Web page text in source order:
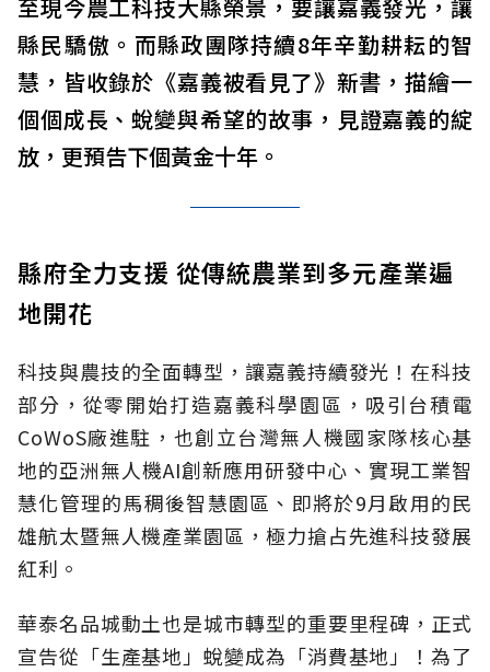
至現今農工科技大縣榮景，要讓嘉義發光，讓
縣民驕傲。而縣政團隊持續8年辛勤耕耘的智
慧，皆收錄於《嘉義被看見了》新書，描繪一
個個成長、蛻變與希望的故事，見證嘉義的綻
放，更預告下個黃金十年。
縣府全力支援 從傳統農業到多元產業遍
地開花
科技與農技的全面轉型，讓嘉義持續發光！在科技
部分，從零開始打造嘉義科學園區，吸引台積電
CoWoS廠進駐，也創立台灣無人機國家隊核心基
地的亞洲無人機AI創新應用研發中心、實現工業智
慧化管理的馬稠後智慧園區、即將於9月啟用的民
雄航太暨無人機產業園區，極力搶占先進科技發展
紅利。
華泰名品城動土也是城市轉型的重要里程碑，正式
宣告從「生產基地」蛻變成為「消費基地」！為了